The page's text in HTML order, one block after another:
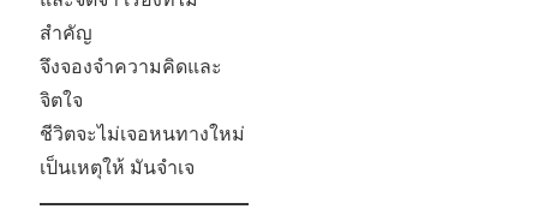
สำคัญ
จึงจองจำความคิดและ
จิตใจ
ชีวิตจะไม่เจอหนทางใหม่
เป็นเหตุให้ มันจำเจ